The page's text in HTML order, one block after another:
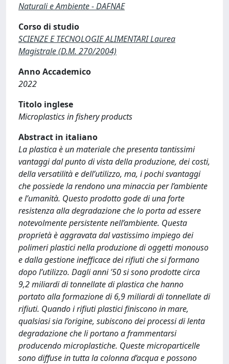
Naturali e Ambiente - DAFNAE
Corso di studio
SCIENZE E TECNOLOGIE ALIMENTARI Laurea
Magistrale (D.M. 270/2004)
Anno Accademico
2022
Titolo inglese
Microplastics in fishery products
Abstract in italiano
La plastica è un materiale che presenta tantissimi
vantaggi dal punto di vista della produzione, dei costi,
della versatilità e dell’utilizzo, ma, i pochi svantaggi
che possiede la rendono una minaccia per l’ambiente
e l’umanità. Questo prodotto gode di una forte
resistenza alla degradazione che lo porta ad essere
notevolmente persistente nell’ambiente. Questa
proprietà è aggravata dal vastissimo impiego dei
polimeri plastici nella produzione di oggetti monouso
e dalla gestione inefficace dei rifiuti che si formano
dopo l’utilizzo. Dagli anni ’50 si sono prodotte circa
9,2 miliardi di tonnellate di plastica che hanno
portato alla formazione di 6,9 miliardi di tonnellate di
rifiuti. Quando i rifiuti plastici finiscono in mare,
qualsiasi sia l’origine, subiscono dei processi di lenta
degradazione che li portano a frammentarsi
producendo microplastiche. Queste microparticelle
sono diffuse in tutta la colonna d’acqua e possono